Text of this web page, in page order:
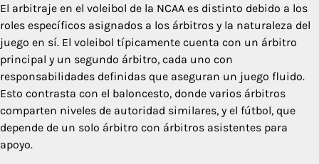
El arbitraje en el voleibol de la NCAA es distinto debido a los
roles específicos asignados a los árbitros y la naturaleza del
juego en sí. El voleibol típicamente cuenta con un árbitro
principal y un segundo árbitro, cada uno con
responsabilidades definidas que aseguran un juego fluido.
Esto contrasta con el baloncesto, donde varios árbitros
comparten niveles de autoridad similares, y el fútbol, que
depende de un solo árbitro con árbitros asistentes para
apoyo.